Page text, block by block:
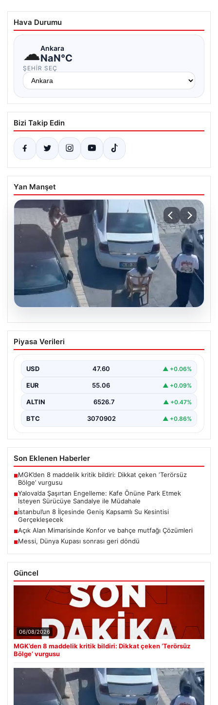
Hava Durumu
☁Ankara
NaN°C
ŞEHIR SEÇ
Bizi Takip Edin
Yan Manşet
05.08.2026
Yalova’da Şaşırtan Engelleme: Kafe
Önüne Park Etmek İsteyen Sürücüye
Yalova'da yaşanan sıra dışı bir olay, gündeme damgasını
Piyasa Verileri
USD 47.60 ▲ +0.06%
EUR 55.06 ▲ +0.09%
ALTIN 6526.7 ▲ +0.47%
BTC 3070902 ▲ +0.86%
Son Eklenen Haberler
■MGK’den 8 maddelik kritik bildiri: Dikkat çeken ‘Terörsüz
Bölge’ vurgusu
■Yalova’da Şaşırtan Engelleme: Kafe Önüne Park Etmek
İsteyen Sürücüye Sandalye ile Müdahale
■İstanbul’un 8 İlçesinde Geniş Kapsamlı Su Kesintisi
Gerçekleşecek
■Açık Alan Mimarisinde Konfor ve bahçe mutfağı Çözümleri
■Messi, Dünya Kupası sonrası geri döndü
Güncel
06/08/2026
MGK’den 8 maddelik kritik bildiri: Dikkat çeken ‘Terörsüz
Bölge’ vurgusu